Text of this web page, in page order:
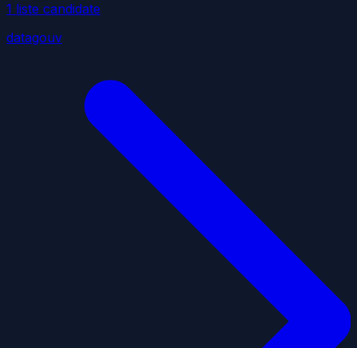
1 liste candidate
datagouv